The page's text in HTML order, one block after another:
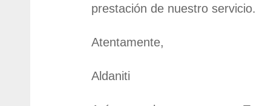
prestación de nuestro servicio.
Atentamente,
Aldaniti